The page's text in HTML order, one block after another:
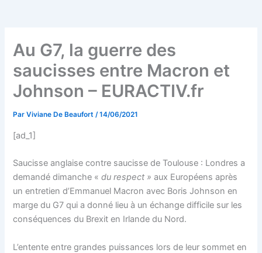
Au G7, la guerre des
saucisses entre Macron et
Johnson – EURACTIV.fr
ParViviane De Beaufort/14/06/2021
[ad_1]
Saucisse anglaise contre saucisse de Toulouse : Londres a
demandé dimanche «du respect » aux Européens après
un entretien d’Emmanuel Macron avec Boris Johnson en
marge du G7 qui a donné lieu à un échange difficile sur les
conséquences du Brexit en Irlande du Nord.
L’entente entre grandes puissances lors de leur sommet en